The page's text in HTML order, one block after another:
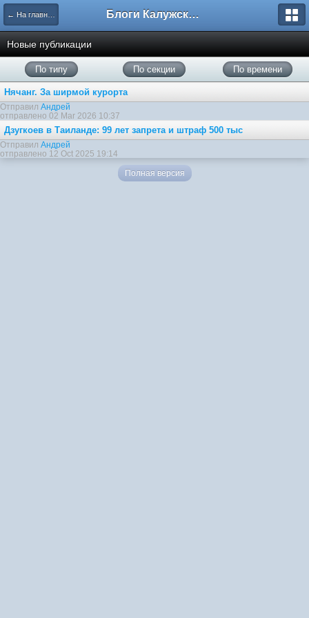
← На главную Блоги Калужского перекрестка
Новые публикации
По типу По секции По времени
Нячанг. За ширмой курорта
Отправил Андрей
отправлено 02 Mar 2026 10:37
Дзугкоев в Таиланде: 99 лет запрета и штраф 500 тыс
Отправил Андрей
отправлено 12 Oct 2025 19:14
Полная версия